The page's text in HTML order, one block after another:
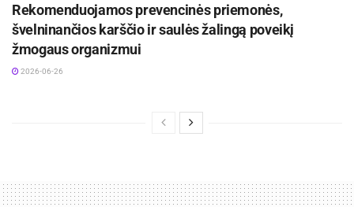
Ruošiatės maratonui? Kineziterapeutė įvardijo
klaidas, kurios gali sustabdyti dar iki starto
saugiam vasaros sezonui
Rekomenduojamos prevencinės priemonės,
švelninančios karščio ir saulės žalingą poveikį
žmogaus organizmui
2026-06-26